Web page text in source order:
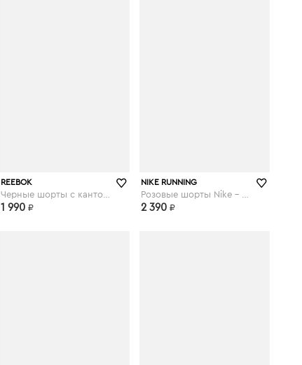
REEBOK
1 990 ₽
asos.com
NIKE RUNNING
2 390 ₽